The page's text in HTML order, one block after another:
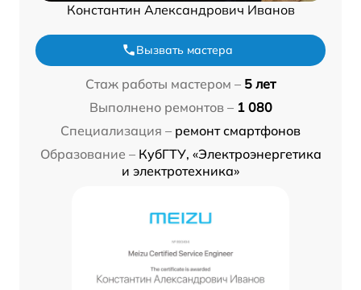
Константин Александрович Иванов
Вызвать мастера
Стаж работы мастером – 5 лет
Выполнено ремонтов – 1 080
Специализация – ремонт смартфонов
Образование – КубГТУ, «Электроэнергетика
и электротехника»